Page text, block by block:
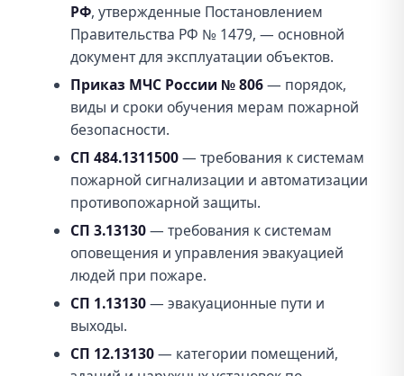
РФ, утвержденные Постановлением
Правительства РФ № 1479, — основной
документ для эксплуатации объектов.
Приказ МЧС России № 806— порядок,
виды и сроки обучения мерам пожарной
безопасности.
СП 484.1311500— требования к системам
пожарной сигнализации и автоматизации
противопожарной защиты.
СП 3.13130— требования к системам
оповещения и управления эвакуацией
людей при пожаре.
СП 1.13130— эвакуационные пути и
выходы.
СП 12.13130— категории помещений,